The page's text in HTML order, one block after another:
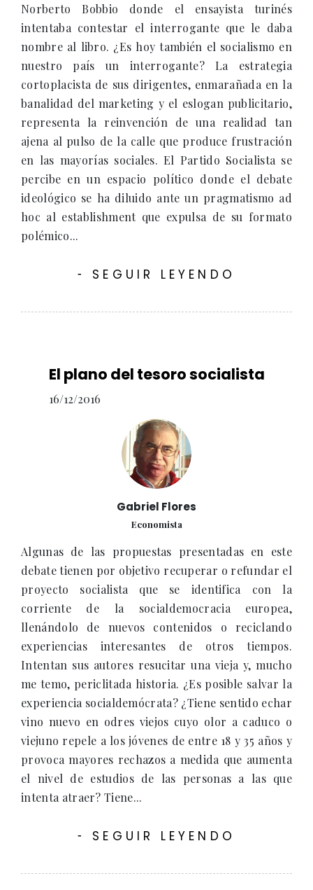
Norberto Bobbio donde el ensayista turinés
intentaba contestar el interrogante que le daba
nombre al libro. ¿Es hoy también el socialismo en
nuestro país un interrogante? La estrategia
cortoplacista de sus dirigentes, enmarañada en la
banalidad del marketing y el eslogan publicitario,
representa la reinvención de una realidad tan
ajena al pulso de la calle que produce frustración
en las mayorías sociales. El Partido Socialista se
percibe en un espacio político donde el debate
ideológico se ha diluido ante un pragmatismo ad
hoc al establishment que expulsa de su formato
polémico...
- SEGUIR LEYENDO
El plano del tesoro socialista
16/12/2016
Gabriel Flores
Economista
Algunas de las propuestas presentadas en este
debate tienen por objetivo recuperar o refundar el
proyecto socialista que se identifica con la
corriente de la socialdemocracia europea,
llenándolo de nuevos contenidos o reciclando
experiencias interesantes de otros tiempos.
Intentan sus autores resucitar una vieja y, mucho
me temo, periclitada historia. ¿Es posible salvar la
experiencia socialdemócrata? ¿Tiene sentido echar
vino nuevo en odres viejos cuyo olor a caduco o
viejuno repele a los jóvenes de entre 18 y 35 años y
provoca mayores rechazos a medida que aumenta
el nivel de estudios de las personas a las que
intenta atraer? Tiene...
- SEGUIR LEYENDO